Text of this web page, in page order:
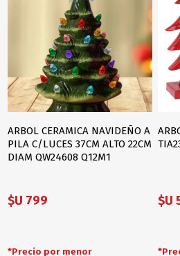
ARBOL CERAMICA NAVIDEÑO A
PILA C/LUCES 37CM ALTO 22CM
DIAM QW24608 Q12M1
$U 799
*Precio por menor
$U